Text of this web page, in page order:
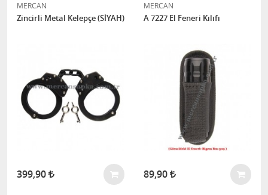
MERCAN
Zincirli Metal Kelepçe (SİYAH)
399,90
MERCAN
A 7227 El Feneri Kılıfı
89,90